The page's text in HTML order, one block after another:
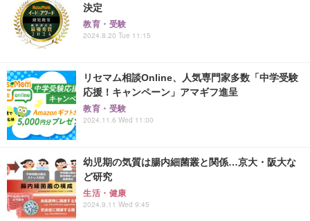
決定
教育・受験
2024.8.20 Tue 11:15
リセマム相談Online、人気専門家多数「中学受験
応援！キャンペーン」アマギフ進呈
教育・受験
2024.11.6 Wed 11:00
幼児期の気質は腸内細菌叢と関係…京大・阪大な
ど研究
生活・健康
2024.9.11 Wed 9:45